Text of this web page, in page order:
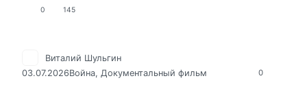
0 145
0
Виталий Шульгин
03.07.2026Война, Документальный фильм